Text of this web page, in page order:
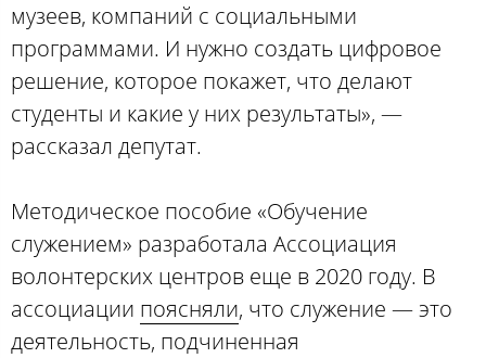
музеев, компаний с социальными
программами. И нужно создать цифровое
решение, которое покажет, что делают
студенты и какие у них результаты», —
рассказал депутат.
Методическое пособие «Обучение
служением» разработала Ассоциация
волонтерских центров еще в 2020 году. В
ассоциации поясняли, что служение — это
деятельность, подчиненная